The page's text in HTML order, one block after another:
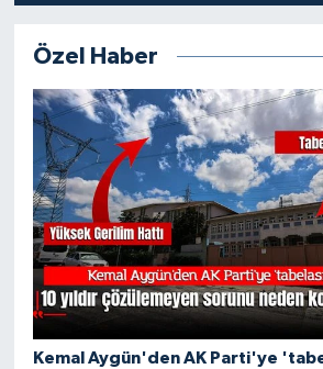
Özel Haber
Kemal Aygün'den AK Parti'ye